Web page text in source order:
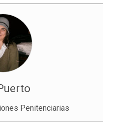
Penitenciarias